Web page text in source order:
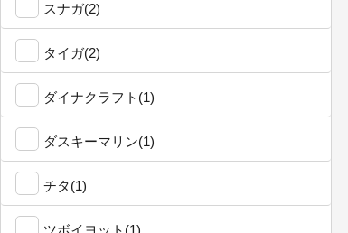
スナガ(2)
タイガ(2)
ダイナクラフト(1)
ダスキーマリン(1)
チタ(1)
ツボイヨット(1)